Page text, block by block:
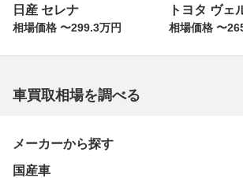
日産 セレナ
相場価格 〜299.3万円
トヨタ ヴェ
相場価格 〜
車買取相場を調べる
メーカーから探す
国産車